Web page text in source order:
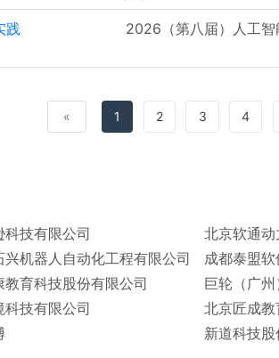
践 2026（第八届）人工智
« 1 2 3 4
科技有限公司 北京软通
兴机器人自动化工程有限公司 成都泰盟
教育科技股份有限公司
科技有限公司 北京匠成
新道科技